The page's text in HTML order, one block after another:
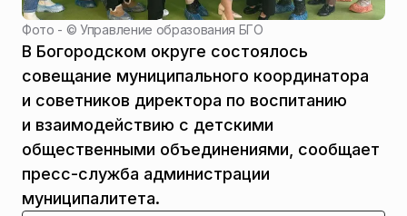
Фото - ©Управление образования БГО
В Богородском округе состоялось
совещание муниципального координатора
и советников директора по воспитанию
и взаимодействию с детскими
общественными объединениями, сообщает
пресс-служба администрации
муниципалитета.